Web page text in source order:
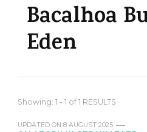
Bacalhoa
Eden
Showing: 1 - 1 of 1 RESULTS
UPDATED ON 8 AUGUST 2025